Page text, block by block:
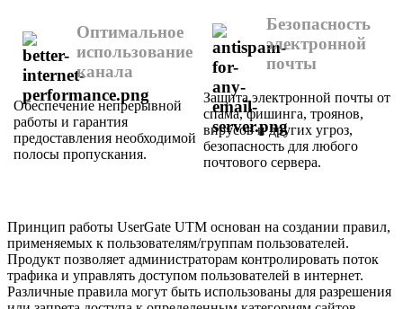
Оптимальное
использование
канала
Обеспечение непрерывной
работы и гарантия
предоставления необходимой
полосы пропускания.
Безопасность
электронной
почты
Защита электронной почты от
спама, фишинга, троянов,
вирусов и других угроз,
безопасность для любого
почтового сервера.
Принцип работы UserGate UTM основан на создании правил,
применяемых к пользователям/группам пользователей.
Продукт позволяет администраторам контролировать поток
трафика и управлять доступом пользователей в интернет.
Различные правила могут быть использованы для разрешения